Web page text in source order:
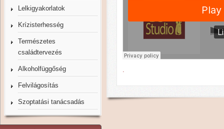
Lelkigyakorlatok
Krízisterhesség
Természetes
családtervezés
Alkoholfüggőség
Felvilágosítás
Szoptatási tanácsadás